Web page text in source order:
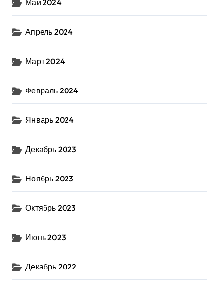
Май 2024
Апрель 2024
Март 2024
Февраль 2024
Январь 2024
Декабрь 2023
Ноябрь 2023
Октябрь 2023
Июнь 2023
Декабрь 2022